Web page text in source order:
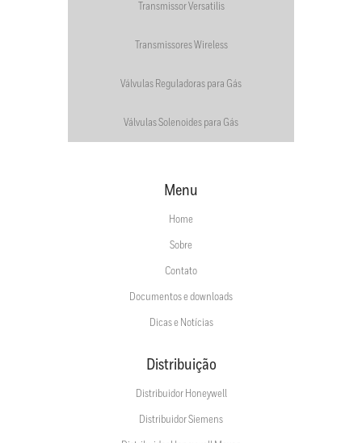
Transmissor Versatilis
Transmissores Wireless
Válvulas Reguladoras para Gás
Válvulas Solenoides para Gás
Menu
Home
Sobre
Contato
Documentos e downloads
Dicas e Notícias
Distribuição
Distribuidor Honeywell
Distribuidor Siemens